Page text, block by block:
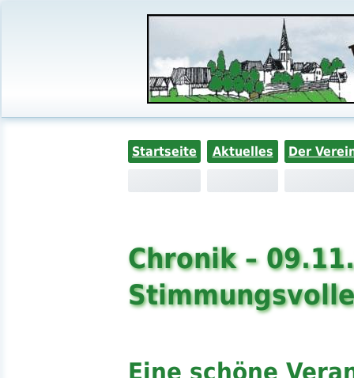
Startseite Aktuelles Der
Chronik –
Eine schöne